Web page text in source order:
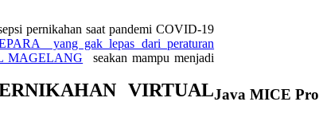
pernikahan saat pandemi COVID-19
yang gak lepas dari peraturan
MAGELANG seakan mampu menjadi
VIRTUALJava MICE Pro